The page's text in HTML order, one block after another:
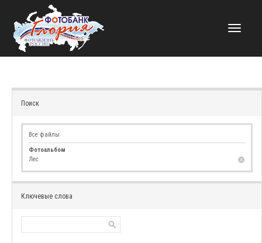
НАВИГАЦИЯ
Поиск
Все файлы
Фотоальбом
Лес
Ключевые слова